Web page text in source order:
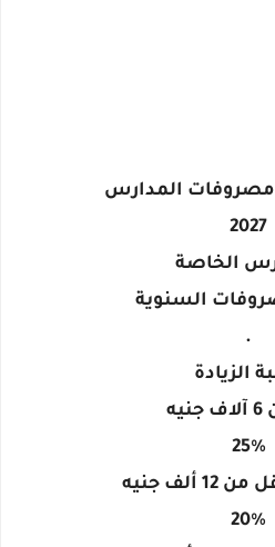
مصروفات المدارس
2027
الخاصة
السنوية
.
الزيادة
25%
20%